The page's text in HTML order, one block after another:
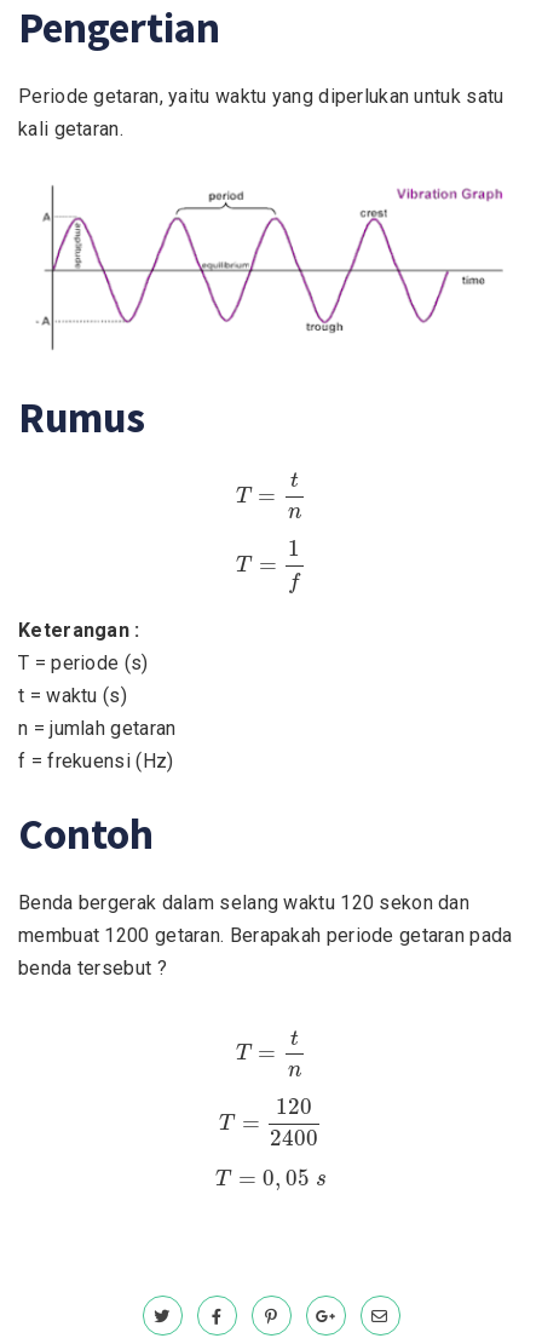
Pengertian
Periode getaran, yaitu waktu yang diperlukan untuk satu
kali getaran.
Rumus
T =
t
n
n
T =
1
f
f
Keterangan :
T = periode (s)
t = waktu (s)
n = jumlah getaran
f = frekuensi (Hz)
Contoh
Benda bergerak dalam selang waktu 120 sekon dan
membuat 1200 getaran. Berapakah periode getaran pada
benda tersebut ?
T =
t
n
n
T =
120
2400
120 2400
T = 0, 05 s
T 0,05 s